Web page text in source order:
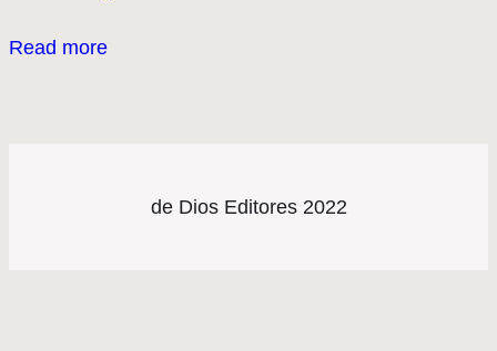
Read more
de Dios Editores 2022